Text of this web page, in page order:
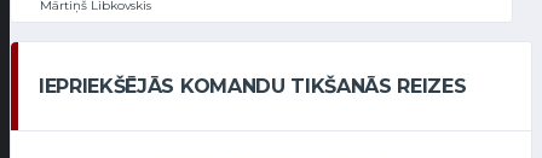
Mārtiņš Libkovskis
IEPRIEKŠĒJĀS KOMANDU TIKŠANĀS REIZES